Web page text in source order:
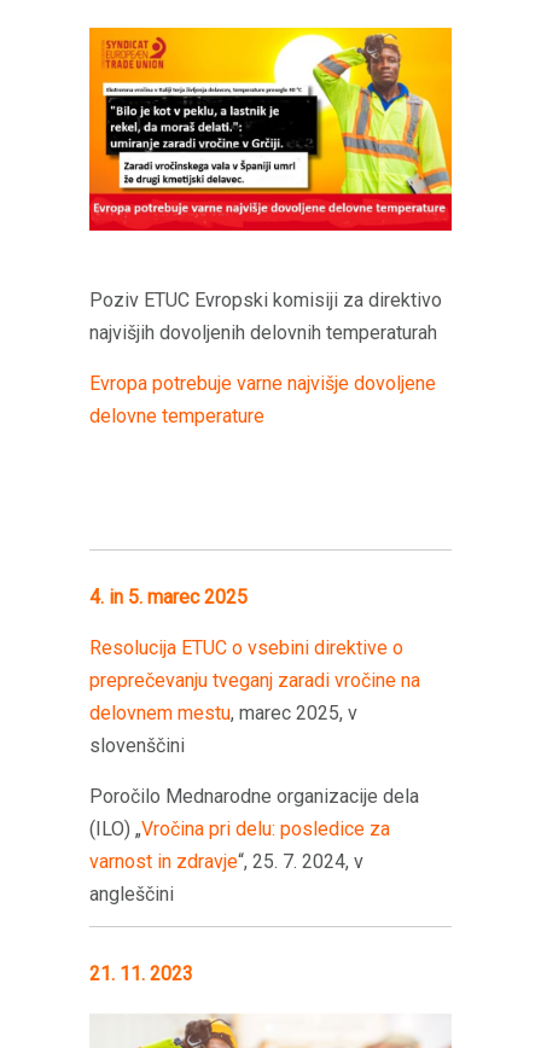
Poziv ETUC Evropski komisiji za direktivo
najvišjih dovoljenih delovnih temperaturah
Evropa potrebuje varne najvišje dovoljene
delovne temperature
4. in 5. marec 2025
Resolucija ETUC o vsebini direktive o
preprečevanju tveganj zaradi vročine na
delovnem mestu, marec 2025, v
slovenščini
Poročilo Mednarodne organizacije dela
(ILO) „Vročina pri delu: posledice za
varnost in zdravje“, 25. 7. 2024, v
angleščini
21. 11. 2023